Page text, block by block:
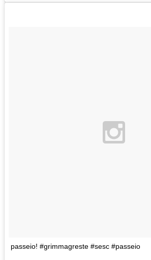
passeio! #grimmagreste #sesc #passeio